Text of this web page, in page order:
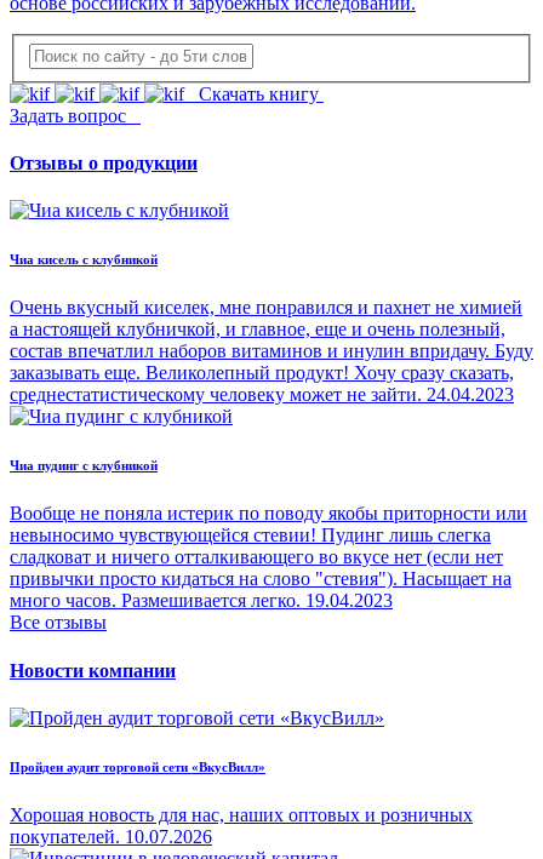
Скачать книгу
Задать вопрос
Отзывы о продукции
Чиа кисель с клубникой
Очень вкусный киселек, мне понравился и пахнет не химией
а настоящей клубничкой, и главное, еще и очень полезный,
состав впечатлил наборов витаминов и инулин впридачу. Буду
заказывать еще. Великолепный продукт! Хочу сразу сказать,
среднестатистическому человеку может не зайти. 24.04.2023
Чиа пудинг с клубникой
Вообще не поняла истерик по поводу якобы приторности или
невыносимо чувствующейся стевии! Пудинг лишь слегка
сладковат и ничего отталкивающего во вкусе нет (если нет
привычки просто кидаться на слово "стевия"). Насыщает на
много часов. Размешивается легко. 19.04.2023
Все отзывы
Новости компании
Пройден аудит торговой сети «ВкусВилл»
Хорошая новость для нас, наших оптовых и розничных
покупателей. 10.07.2026